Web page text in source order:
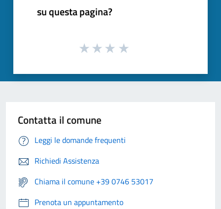
su questa pagina?
Contatta il comune
Leggi le domande frequenti
Richiedi Assistenza
Chiama il comune +39 0746 53017
Prenota un appuntamento